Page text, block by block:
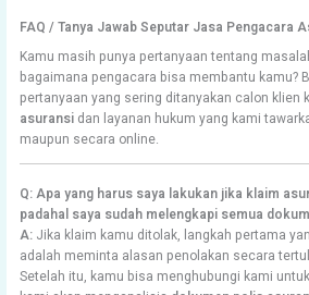
FAQ / Tanya Jawab Seputar Jasa Pengacara
Kamu masih punya pertanyaan tentang
bagaimana pengacara bisa membantu kamu?
pertanyaan yang sering ditanyakan calon klien
asuransi dan layanan hukum yang kami
maupun secara online.
Q: Apa yang harus saya lakukan jika klaim
padahal saya sudah melengkapi semua
A: Jika klaim kamu ditolak, langkah pertama
adalah meminta alasan penolakan secara
Setelah itu, kamu bisa menghubungi kami untuk